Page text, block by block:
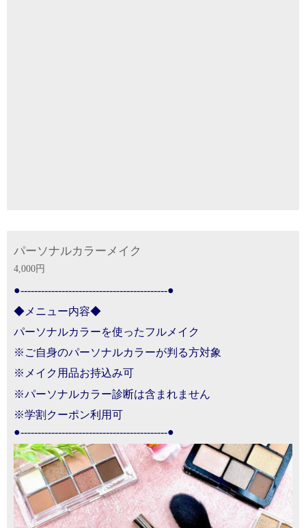
パーソナルカラーメイク
4,000円
●-------------------------------------------●
◆メニュー内容◆
パーソナルカラーを使ったフルメイク
※ご自身のパーソナルカラーが判る方対象
※ メイク用品お持込み可
※パーソナルカラー診断は含まれません
※学割クーポン利用可
●-------------------------------------------●